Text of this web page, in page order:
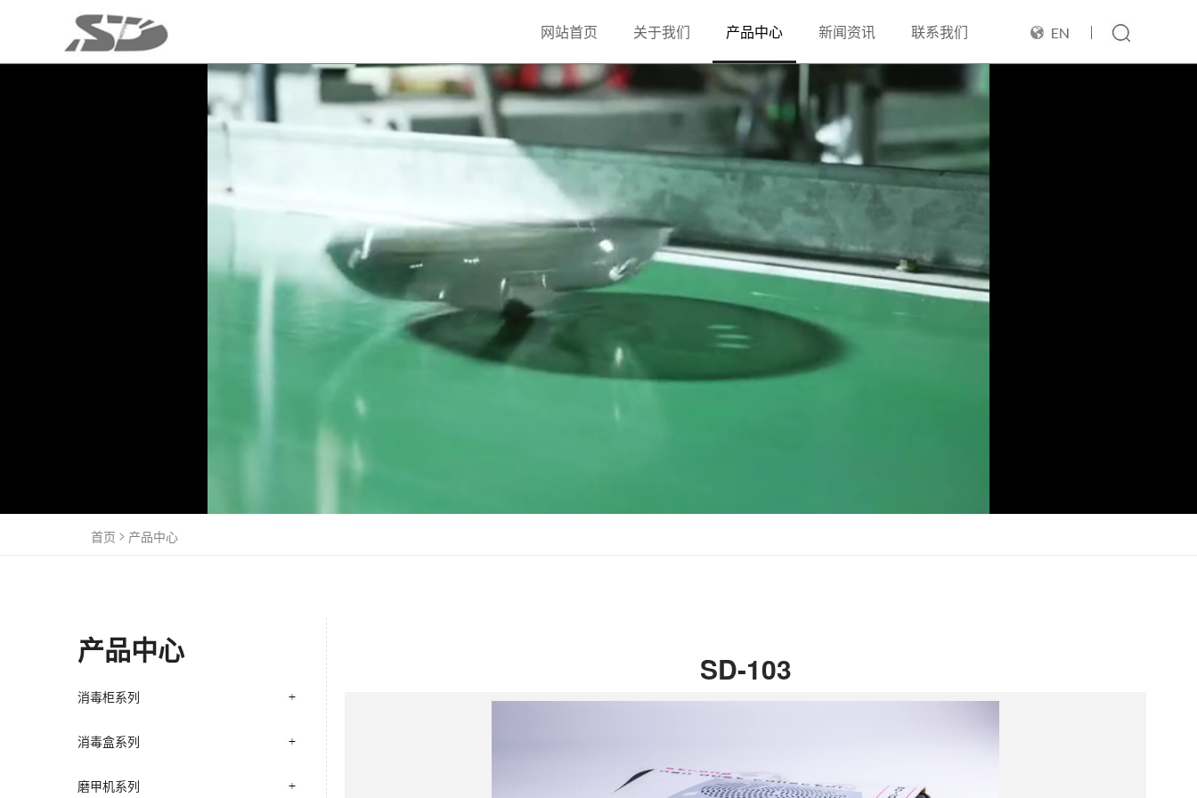
网站首页 关于我们 产品中心 新闻资讯 联系我们
首页 产品中心
产品中心
消毒柜系列
消毒盒系列
磨甲机系列
SD-103